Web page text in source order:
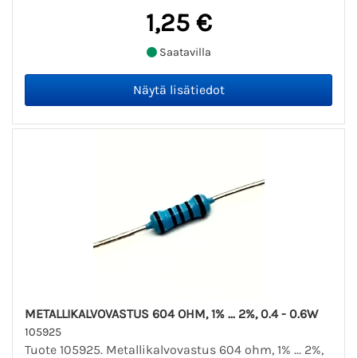
1,25 €
Saatavilla
METALLIKALVOVASTUS 604 OHM, 1% ... 2%, 0.4 - 0.6W
105925
Tuote 105925. Metallikalvovastus 604 ohm, 1% ... 2%,